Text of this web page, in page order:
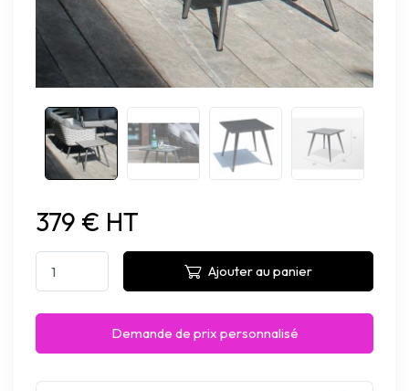
379 € HT
Ajouter au panier
Demande de prix personnalisé